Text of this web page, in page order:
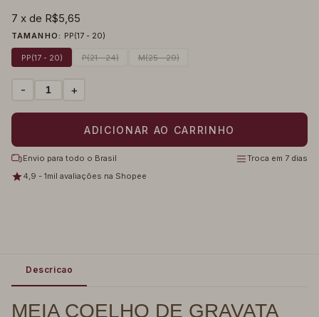
7 x de R$5,65
TAMANHO: PP(17 - 20)
PP(17 - 20) P(21 - 24) M(25 - 29)
- +
Envio para todo o Brasil
Troca em 7 dias
4,9 - 1mil avaliações na Shopee
Descricao
MEIA COELHO DE GRAVATA